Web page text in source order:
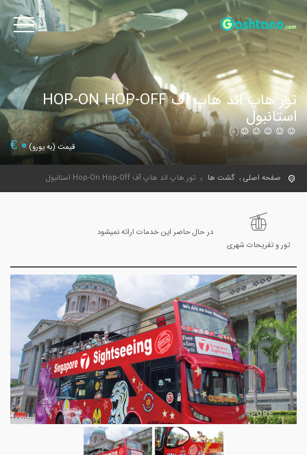
تور هاپ اند هاپ آف HOP-ON HOP-OFF
استانبول
(0)
قیمت (به یورو)0
€
صفحه اصلی گشت ها تور هاپ اند هاپ آف Hop-On Hop-Off استانبول
تور و تفریحات شهری
در حال حاضر این خدمات ارائه نمیشود